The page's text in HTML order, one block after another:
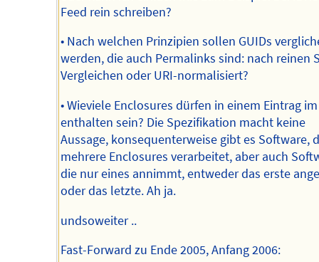
Feed rein schreiben?
• Nach welchen Prinzipien sollen GUIDs
werden, die auch Permalinks sind: nach reinen
Vergleichen oder URI-normalisiert?
• Wieviele Enclosures dürfen in einem Eintrag
enthalten sein? Die Spezifikation macht keine
Aussage, konsequenterweise gibt es Software,
mehrere Enclosures verarbeitet, aber auch
die nur eines annimmt, entweder das erste
oder das letzte. Ah ja.
undsoweiter ..
Fast-Forward zu Ende 2005, Anfang 2006: